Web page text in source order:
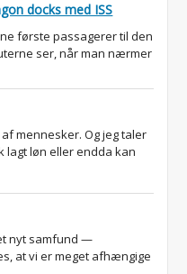
docks med ISS
første passagerer til den
ser, når man nærmer
mennesker. Og jeg taler
lagt løn eller endda kan
nyt samfund —
at vi er meget afhængige